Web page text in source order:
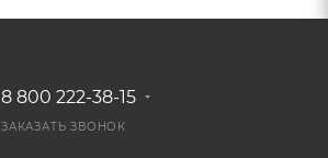
8 800 222-38-15
ЗАКАЗАТЬ ЗВОНОК